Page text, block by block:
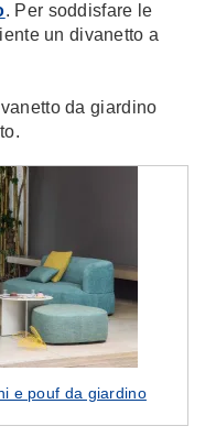
. Per soddisfare le
un divanetto a
da giardino
e pouf da giardino